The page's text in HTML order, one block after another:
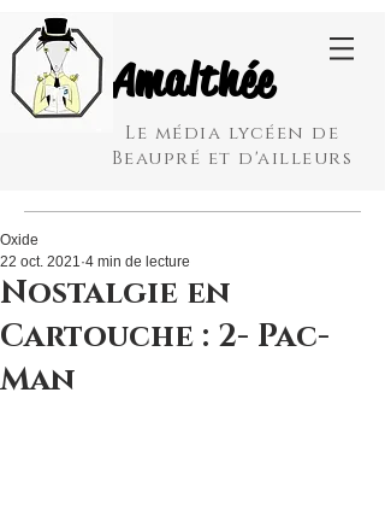
Amalthée
Le média lycéen de
Beaupré et d'ailleurs
Nostalgie en
Cartouche : 2- Pac-
Man
Oxide
22 oct. 2021 4 min de lecture